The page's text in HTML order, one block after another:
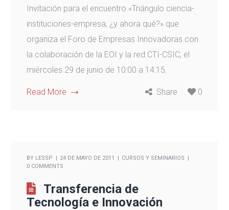
Invitación para el encuentro «Triángulo ciencia-
instituciones-empresa, ¿y ahora qué?» que
organiza el Foro de Empresas Innovadoras con
la colaboración de la EOI y la red CTI-CSIC, el
miércoles 29 de junio de 10:00 a 14:15.
Read More Share 0
BY LESSP 24 DE MAYO DE 2011
CURSOS Y SEMINARIOS
0 COMMENTS
Transferencia de
Tecnología e Innovación